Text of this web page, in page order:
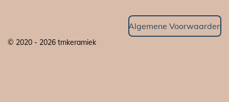
Algemene Voorwaarden
© 2020 - 2026 tmkeramiek